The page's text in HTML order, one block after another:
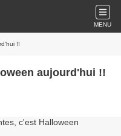
MENU
!!
aujourd'hui !!